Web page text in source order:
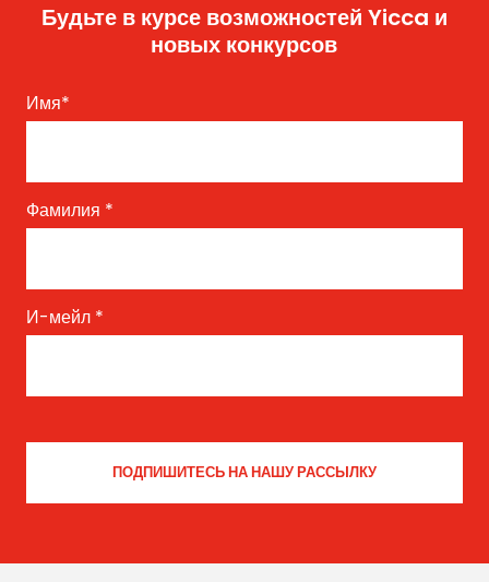
Будьте в курсе возможностей Yicca и
новых конкурсов
Имя*
Фамилия *
И-мейл *